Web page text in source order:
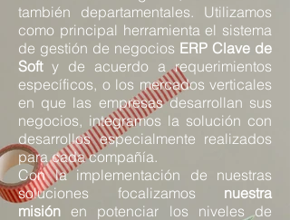
también departamentales. Utilizamos
como principal herramienta el sistema
de gestión de negocios ERP Clave de
Softy de acuerdo a requerimientos
específicos, o los mercados verticales
en que las empresas desarrollan sus
negocios, integramos la solución con
desarrollos especialmente realizados
para cada compañía.
Con la implementación de nuestras
soluciones focalizamos nuestra
misión en potenciar los niveles de